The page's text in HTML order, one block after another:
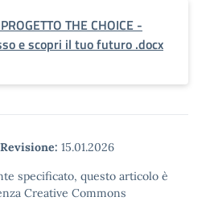
THE CHOICE -
e scopri il tuo futuro .docx
Revisione: 15.01.2026
specificato, questo articolo è
Creative Commons